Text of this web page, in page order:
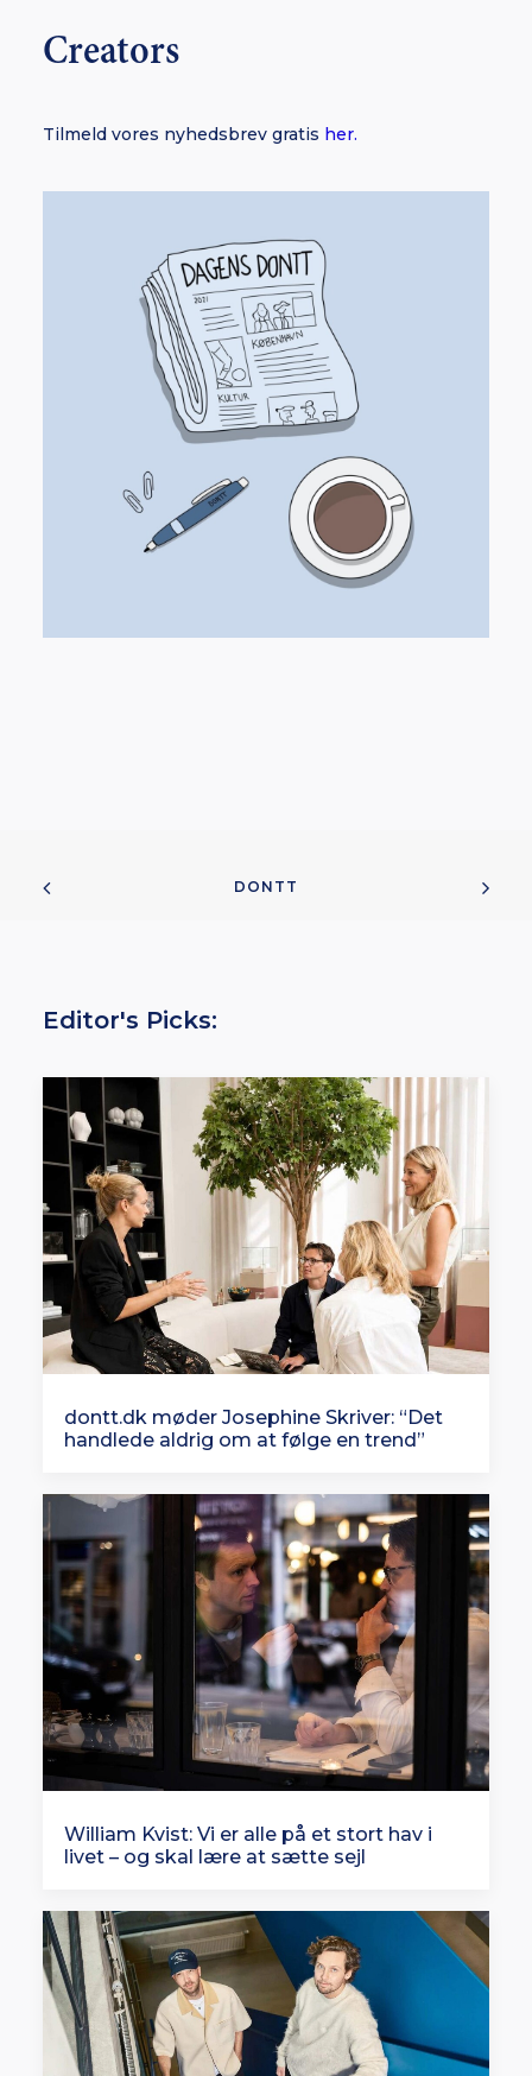
Creators
Tilmeld vores nyhedsbrev gratis her.
DONTT
Editor's Picks:
dontt.dk møder Josephine Skriver: “Det
handlede aldrig om at følge en trend”
William Kvist: Vi er alle på et stort hav i
livet – og skal lære at sætte sejl